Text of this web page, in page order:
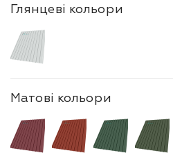
Глянцеві кольори
Матові кольори